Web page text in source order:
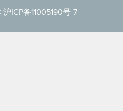
沪ICP备11005190号-7